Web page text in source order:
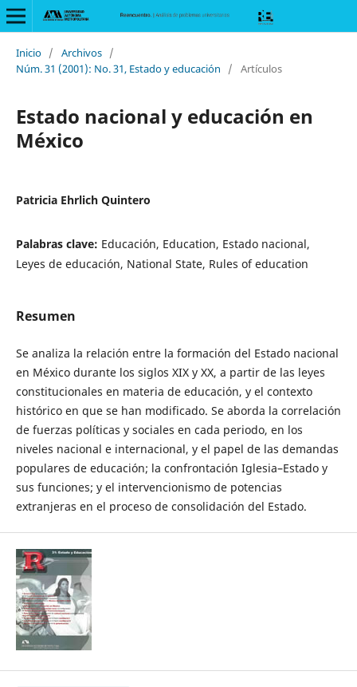
Inicio / Archivos /
Núm. 31 (2001): No. 31, Estado y educación
/ Artículos
Estado nacional y educación en
México
Patricia Ehrlich Quintero
Palabras clave: Educación, Education, Estado nacional,
Leyes de educación, National State, Rules of education
Resumen
Se analiza la relación entre la formación del Estado nacional
en México durante los siglos XIX y XX, a partir de las leyes
constitucionales en materia de educación, y el contexto
histórico en que se han modificado. Se aborda la correlación
de fuerzas políticas y sociales en cada periodo, en los
niveles nacional e internacional, y el papel de las demandas
populares de educación; la confrontación Iglesia–Estado y
sus funciones; y el intervencionismo de potencias
extranjeras en el proceso de consolidación del Estado.